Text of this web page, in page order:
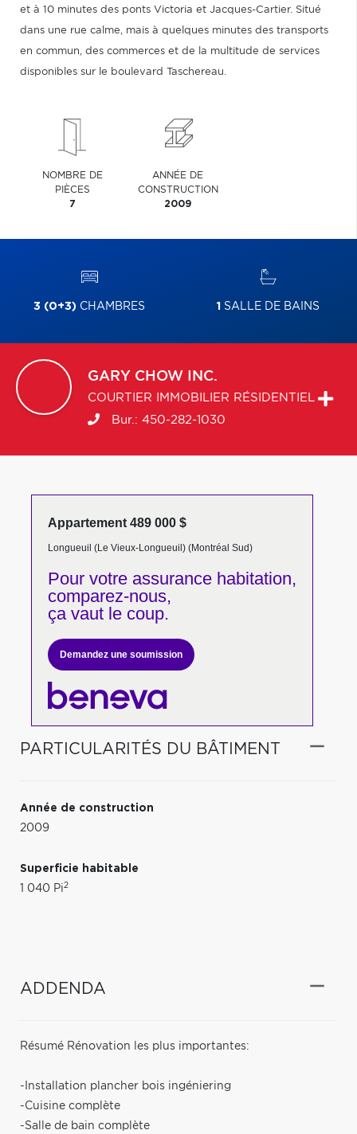
et à 10 minutes des ponts Victoria et Jacques-Cartier. Situé
dans une rue calme, mais à quelques minutes des transports
en commun, des commerces et de la multitude de services
disponibles sur le boulevard Taschereau.
NOMBRE DE
PIÈCES
7
ANNÉE DE
CONSTRUCTION
2009
3 (0+3) CHAMBRES 1 SALLE DE BAINS
GARY CHOW INC.
COURTIER IMMOBILIER RÉSIDENTIEL
Bur.: 450-282-1030
Appartement 489 000 $
Longueuil (Le Vieux-Longueuil) (Montréal Sud)
Pour votreassurance habitation,
comparez-nous,
ça vaut le coup.
Demandez une soumission
PARTICULARITÉS DU BÂTIMENT
Année de construction
2009
Superficie habitable
1 040 Pi2
ADDENDA
Résumé Rénovation les plus importantes:
-Installation plancher bois ingéniering
-Cuisine complète
-Salle de bain complète